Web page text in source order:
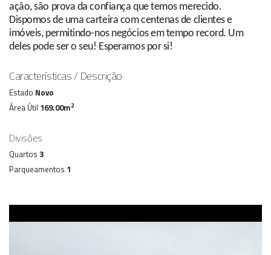
ação, são prova da confiança que temos merecido.
Dispomos de uma carteira com centenas de clientes e
imóveis, permitindo-nos negócios em tempo record. Um
deles pode ser o seu! Esperamos por si!
Características / Descrição
Estado Novo
Área Útil 169.00m2
Divisões
Quartos 3
Parqueamentos 1